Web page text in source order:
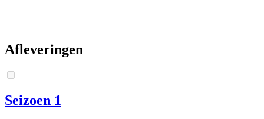
Afleveringen
Seizoen 1